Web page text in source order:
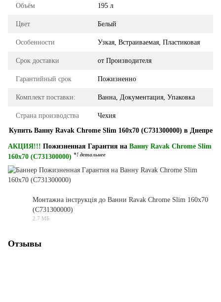
Объём 195 л
Цвет Белый
Особенности Узкая, Встраиваемая, Пластиковая
Срок доставки от Производителя
Гарантийный срок Пожизненно
Комплект поставки: Ванна, Документация, Упаковка
Страна производства
Чехия
Купить Ванну Ravak Chrome Slim 160x70 (C731300000) в Днепре
АКЦИЯ!!! Пожизненная Гарантия на Ванну Ravak Chrome Slim
160x70 (C731300000) *! детальнее
Монтажна інструкція до Ванни Ravak Chrome Slim 160x70
(C731300000)
2.7 МБ
Отзывы